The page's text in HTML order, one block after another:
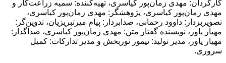
کارگردان: مهدی زمان‌پور کیاسری، تهیه‌کننده: سمیه زراعت‌کار و
مهدی زمان‌پور کیاسری، پژوهشگر: مهدی زمان‌پور کیاسری،
تصویربردار: داوود رحمانی، صدابردار: پیام میرتبریزیان، تدوین‌گر:
مهیار یاور، نویسنده گفتار متن: مهدی زمان‌پور کیاسری، صداگذار:
مهیار یاور، مدیر تولید: تیمور نوربخش و مدیر تدارکات: کمیل
سروری.